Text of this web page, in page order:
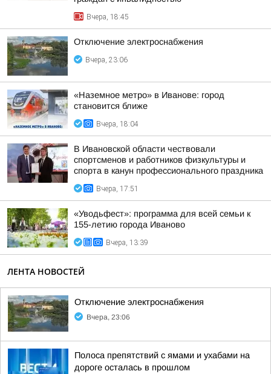
Вчера, 18:45
Отключение электроснабжения
Вчера, 23:06
«Наземное метро» в Иванове: город
становится ближе
Вчера, 18:04
В Ивановской области чествовали
спортсменов и работников физкультуры и
спорта в канун профессионального праздника
Вчера, 17:51
«Уводьфест»: программа для всей семьи к
155-летию города Иваново
Вчера, 13:39
ЛЕНТА НОВОСТЕЙ
Отключение электроснабжения
Вчера, 23:06
Полоса препятствий с ямами и ухабами на
дороге осталась в прошлом